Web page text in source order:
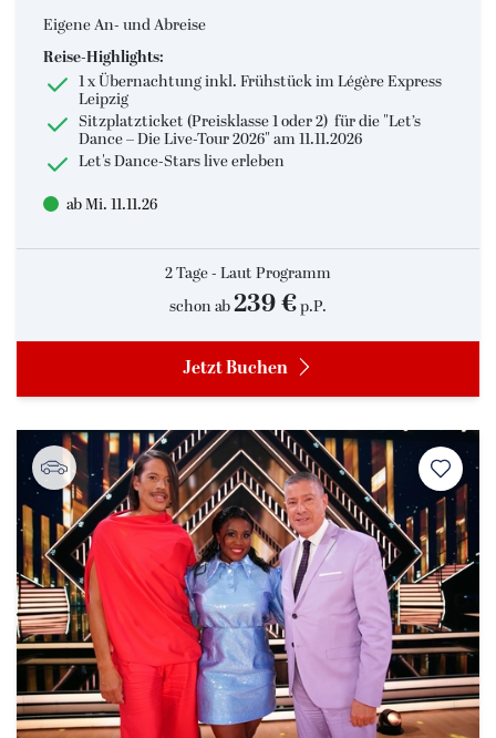
Eigene An- und Abreise
Reise-Highlights:
1 x Übernachtung inkl. Frühstück im Légère Express
Leipzig
Sitzplatzticket (Preisklasse 1 oder 2) für die "Let’s
Dance – Die Live-Tour 2026" am 11.11.2026
Let's Dance-Stars live erleben
ab Mi. 11.11.26
2 Tage - Laut Programm
schon ab 239 € p.P.
Jetzt Buchen